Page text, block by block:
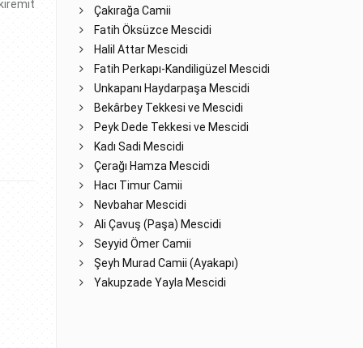
Çakırağa Camii
Fatih Öksüzce Mescidi
Halil Attar Mescidi
Fatih Perkapı-Kandiligüzel Mescidi
Unkapanı Haydarpaşa Mescidi
Bekârbey Tekkesi ve Mescidi
Peyk Dede Tekkesi ve Mescidi
Kadı Sadi Mescidi
Çerağı Hamza Mescidi
Hacı Timur Camii
Nevbahar Mescidi
Ali Çavuş (Paşa) Mescidi
Seyyid Ömer Camii
Şeyh Murad Camii (Ayakapı)
Yakupzade Yayla Mescidi